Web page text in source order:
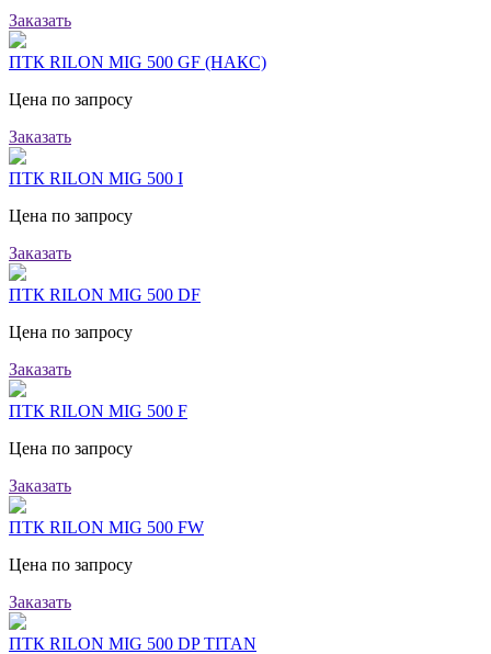
Заказать
ПТК RILON MIG 500 GF (НАКС)
Цена по запросу
Заказать
ПТК RILON MIG 500 I
Цена по запросу
Заказать
ПТК RILON MIG 500 DF
Цена по запросу
Заказать
ПТК RILON MIG 500 F
Цена по запросу
Заказать
ПТК RILON MIG 500 FW
Цена по запросу
Заказать
ПТК RILON MIG 500 DP TITAN